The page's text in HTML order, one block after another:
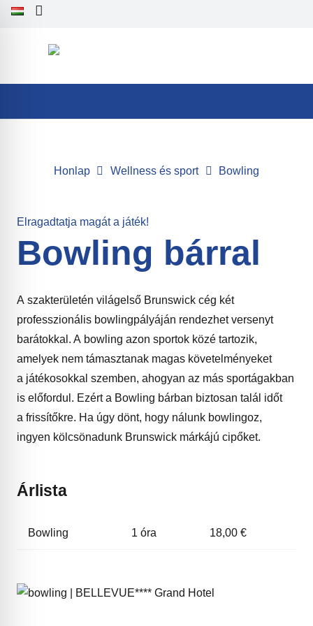
Honlap Wellness és sport Bowling
Elragadtatja magát a játék!
Bowling bárral
A szakterületén világelső Brunswick cég két
professzionális bowlingpályáján rendezhet versenyt
barátokkal. A bowling azon sportok közé tartozik,
amelyek nem támasztanak magas követelményeket
a játékosokkal szemben, ahogyan az más sportágakban
is előfordul. Ezért a Bowling bárban biztosan talál időt
a frissítőkre. Ha úgy dönt, hogy nálunk bowlingoz,
ingyen kölcsönadunk Brunswick márkájú cipőket.
Árlista
Bowling 1 óra 18,00 €